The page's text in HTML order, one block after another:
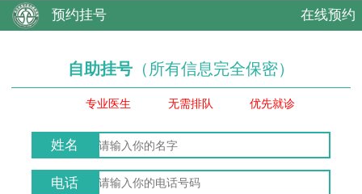
预约挂号 在线预约
自助挂号 （所有信息完全保密）
专业医生 无需排队 优先就诊
姓名
电话